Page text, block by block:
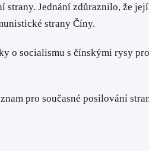
Jednání zdůraznilo, že
strany Číny.
o socialismu s čínskými rysy
pro současné posilování